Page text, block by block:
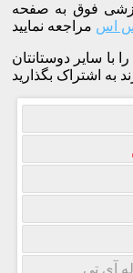
فوق به صفحه
اس
با سایر دوستانتان
آی تی